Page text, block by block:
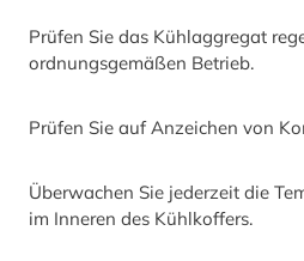
Prüfen Sie das Kühlaggregat
ordnungsgemäßen Betrieb.
Prüfen Sie auf Anzeichen von
Überwachen Sie jederzeit die
im Inneren des Kühlkoffers.